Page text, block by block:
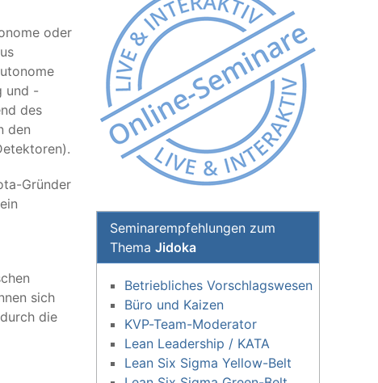
oder
und -
des
den
Gründer
sich
die
Seminarempfehlungen zum
Thema Jidoka
Betriebliches Vorschlagswesen
Büro und Kaizen
KVP-Team-Moderator
Lean Leadership / KATA
Lean Six Sigma Yellow-Belt